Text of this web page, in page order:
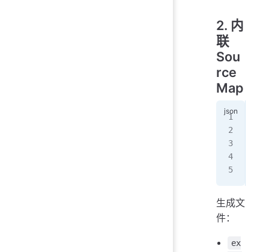
2. 内
联
Sou
rce
Map
生成文
件：
ex